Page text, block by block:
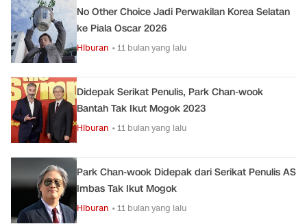
No Other Choice Jadi Perwakilan Korea Selatan
ke Piala Oscar 2026
Hiburan • 11 bulan yang lalu
Didepak Serikat Penulis, Park Chan-wook
Bantah Tak Ikut Mogok 2023
Hiburan • 11 bulan yang lalu
Park Chan-wook Didepak dari Serikat Penulis AS
Imbas Tak Ikut Mogok
Hiburan • 11 bulan yang lalu